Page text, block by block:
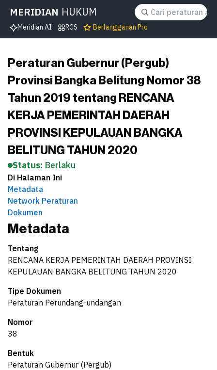
MERIDIAN HUKUM
Meridian AI RCS Berlangganan Pro
Peraturan Gubernur (Pergub)
Provinsi Bangka Belitung Nomor 38
Tahun 2019 tentang RENCANA
KERJA PEMERINTAH DAERAH
PROVINSI KEPULAUAN BANGKA
BELITUNG TAHUN 2020
Status: Berlaku
Di Halaman Ini
Metadata
Network Peraturan
Dokumen
Metadata
Tentang
RENCANA KERJA PEMERINTAH DAERAH PROVINSI
KEPULAUAN BANGKA BELITUNG TAHUN 2020
Tipe Dokumen
Peraturan Perundang-undangan
Nomor
38
Bentuk
Peraturan Gubernur (Pergub)